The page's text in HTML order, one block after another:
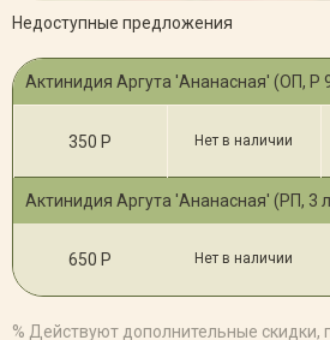
Недоступные предложения
Актинидия Аргута 'Ананасная' (ОП, Р
350 Р Нет в наличии
Актинидия Аргута 'Ананасная' (РП, 3
650 Р Нет в наличии
% Действуют дополнительные скидки,